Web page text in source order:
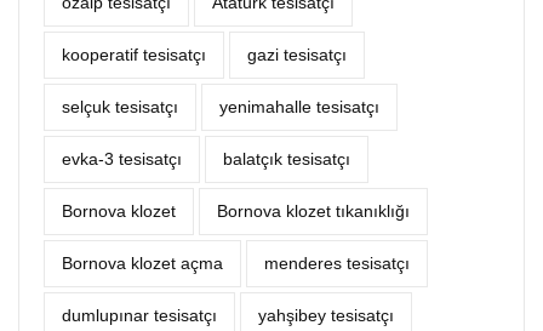
kooperatif tesisatçı gazi tesisatçı
selçuk tesisatçı yenimahalle tesisatçı
evka-3 tesisatçı balatçık tesisatçı
Bornova klozet Bornova klozet tıkanıklığı
Bornova klozet açma menderes tesisatçı
dumlupınar tesisatçı yahşibey tesisatçı